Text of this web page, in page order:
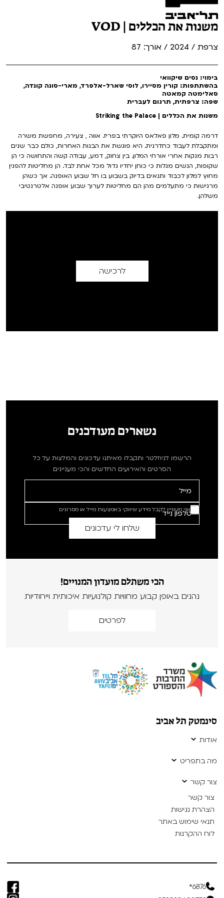
משנות את הכללים | VOD
צרפת / 2024 / אורך: 87
בימוי: נסים שיקוואי
בהשתתפות: קורין מסיירו, לוסי שארל-אלפרד, מארי-סונה קונדה,
סאלימטה קמאטה
שפה: צרפתית, תרגום לעברית
משנות את הכללים | Striking the Palace
דרמה קומית. מלון פאלאס היוקרתי בפריז. אווה , צעירה, מחפשת משרה
ומתקבלת לעבוד כחדרנית. היא פוגשת את הבנות האחרות, כולם כבר שנים
רבות מנקות אחרי אורחי המלון. בין צחוק, דמע, עבודה קשה והתחושה כי הן
שקופות, הנשים מגלות כי כוחן יחדיו גדול מכל אחת לבד. הן מחליטות להפגין
מחוץ למלון לכבוד ותנאים בדיוק בשבוע בו חל שבוע האופנה. אך כשהן
מרגישות כי מתעלמים מהן הם מחליטות לערוך שבוע אופנה אלטרנטיבי
משלהן.
לרכישה
נשארים מעודכנים
הרשמו לניוזלטר ותקבלו מאיתנו עדכונים והמלצות על כל
הסרטים והאירועים החדשים והכי מעניינים
אני מעוניין לקבל מידע שיווקי באמצעות מייל או מסרונים
הכי משתלם מועדון המנויים!
נהנים באופן קבוע מחוויות קולנועיות איכותית וייחודיות
לפרטים
סינמטק תל אביב
אודות
מה בתפריט
צור קשר
צור קשר
הצהרת נגישות
תנאי שימוש באתר
לוח ההקרנות
6876*